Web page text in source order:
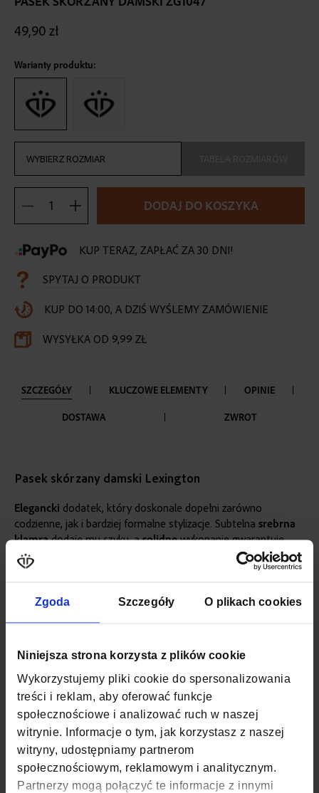
Zgoda Szczegóły O plikach cookies
Niniejsza strona korzysta z plików cookie
Wykorzystujemy pliki cookie do spersonalizowania
treści i reklam, aby oferować funkcje
społecznościowe i analizować ruch w naszej
witrynie. Informacje o tym, jak korzystasz z naszej
witryny, udostępniamy partnerom
społecznościowym, reklamowym i analitycznym.
Partnerzy mogą połączyć te informacje z innymi
images
gallery
49,90 zł
Warianty produktu:
DODAJ DO KOSZYKA
KUP TERAZ, ZAPŁAĆ ZA 30 DNI!
SPYTAJ O PRODUKT
KUP DO 14:00, A DZIŚ WYŚLEMY ZAMÓWIENIE
WYSYŁKA OD 9,99 ZŁ
SZCZEGÓŁY KLUCZOWE ELEMENTY OPINIE
DOSTAWA ZWROT
Pasek skórzany damski Lexington
Elegancki dodatek, który doskonale dopełni zarówno
codzienne, jak i bardziej formalne stylizacje. Subtelna srebrna
klamradodaje mu szyku, asolidnewykonanie gwarantuje
trwałość
pasuje do sukienek, spodni czy marynarek, podkreślając talię i
nadając stylizacjom
wyrafinowany
charakter. Zapakowany w
eleganckie pudełko
Więcej
informacji
KOLOR
KOLOR KLAMRY SREBRNY
MATERIAŁ
SKÓRA NATURALNA
POWLEKANA